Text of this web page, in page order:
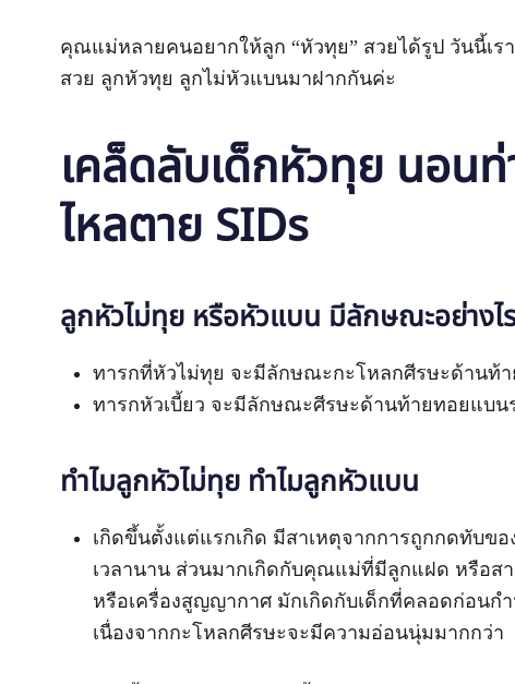
คุณแม่หลายคนอยากให้ลูก “หัวทุย” สวยได้รูป วันนี้เร
สวย ลูกหัวทุย ลูกไม่หัวแบนมาฝากกันค่ะ
เคล็ดลับเด็กหัวทุย นอนท่
ไหลตาย SIDs
ลูกหัวไม่ทุย หรือหัวแบน มีลักษณะอย่างไ
ทารกที่หัวไม่ทุย จะมีลักษณะกะโหลกศีรษะด้านท้
ทารกหัวเบี้ยว จะมีลักษณะศีรษะด้านท้ายทอยแบน
ทำไมลูกหัวไม่ทุย ทำไมลูกหัวแบน
เกิดขึ้นตั้งแต่แรกเกิด มีสาเหตุจากการถูกกดทับข
เวลานาน ส่วนมากเกิดกับคุณแม่ที่มีลูกแฝด หรือส
หรือเครื่องสูญญากาศ มักเกิดกับเด็กที่คลอดก่อนก
เนื่องจากกะโหลกศีรษะจะมีความอ่อนนุ่มมากกว่า